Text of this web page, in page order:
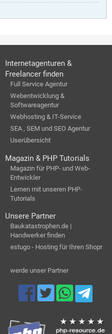
Internetagenturen &
Freelancer finden
Full Service Agentur
Webentwicklung &
Softwareagentur
Webhosting & IT-Service
SEA , SEM und SEO Agentur
Userübersicht
Magazin & PHP Tutorials
Magazin für PHP- und Web-
Entwickler
Lernen mit unseren PHP-
Tutorials
Unsere Partner
Baukatastrophen.de |
Handwerker finden
estugo - Hosting für Ihren Shopr
werde unser Partner